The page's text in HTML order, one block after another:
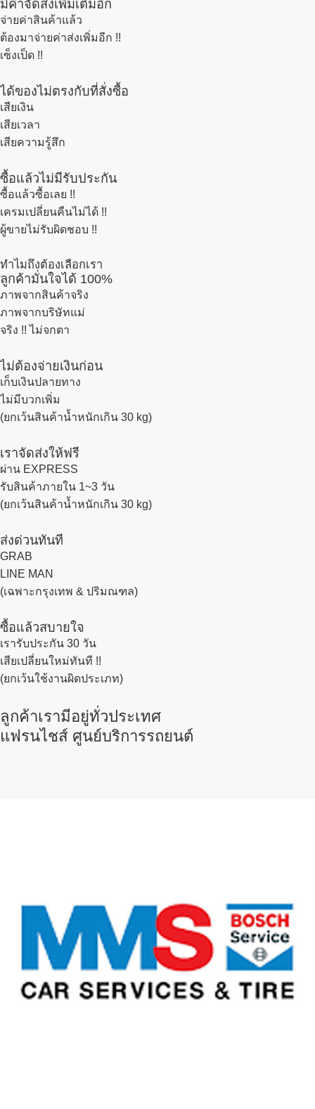
มีค่าจัดส่งเพิ่มเติมอีก
จ่ายค่าสินค้าแล้ว
ต้องมาจ่ายค่าส่งเพิ่มอีก !!
เซ็งเป็ด !!
ได้ของไม่ตรงกับที่สั่งซื้อ
เสียเงิน
เสียเวลา
เสียความรู้สึก
ซื้อแล้วไม่มีรับประกัน
ซื้อแล้วซื้อเลย !!
เครมเปลี่ยนคืนไม่ได้ !!
ผู้ขายไม่รับผิดชอบ !!
ทำไมถึงต้องเลือกเรา
ลูกค้ามั่นใจได้ 100%
ภาพจากสินค้าจริง
ภาพจากบริษัทแม่
จริง !! ไม่จกตา
ไม่ต้องจ่ายเงินก่อน
เก็บเงินปลายทาง
ไม่มีบวกเพิ่ม
(ยกเว้นสินค้าน้ำหนักเกิน 30 kg)
เราจัดส่งให้ฟรี
ผ่าน EXPRESS
รับสินค้าภายใน 1~3 วัน
(ยกเว้นสินค้าน้ำหนักเกิน 30 kg)
ส่งด่วนทันที
GRAB
LINE MAN
(เฉพาะกรุงเทพ & ปริมณฑล)
ซื้อแล้วสบายใจ
เรารับประกัน 30 วัน
เสียเปลี่ยนใหม่ทันที !!
(ยกเว้นใช้งานผิดประเภท)
ลูกค้าเรามีอยู่ทั่วประเทศ
แฟรนไชส์ ศูนย์บริการรถยนต์